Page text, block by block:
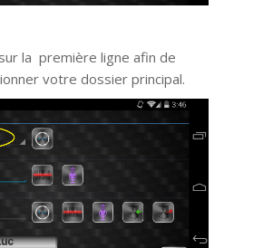
la première ligne afin de
votre dossier principal.